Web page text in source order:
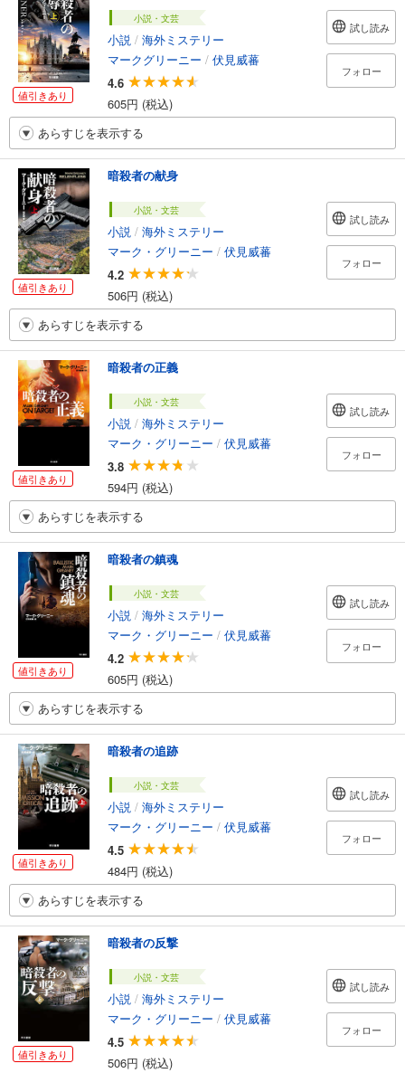
値引きあり
小説・文芸
小説 / 海外ミステリー
マークグリーニー / 伏見威蕃
4.6
605円 (税込)
試し読み
フォロー
あらすじを表示する
値引きあり
暗殺者の献身
小説・文芸
小説 / 海外ミステリー
マーク・グリーニー / 伏見威蕃
4.2
506円 (税込)
試し読み
フォロー
あらすじを表示する
値引きあり
暗殺者の正義
小説・文芸
小説 / 海外ミステリー
マーク・グリーニー / 伏見威蕃
3.8
594円 (税込)
試し読み
フォロー
あらすじを表示する
値引きあり
暗殺者の鎮魂
小説・文芸
小説 / 海外ミステリー
マーク・グリーニー / 伏見威蕃
4.2
605円 (税込)
試し読み
フォロー
あらすじを表示する
値引きあり
暗殺者の追跡
小説・文芸
小説 / 海外ミステリー
マーク・グリーニー / 伏見威蕃
4.5
484円 (税込)
試し読み
フォロー
あらすじを表示する
値引きあり
暗殺者の反撃
小説・文芸
小説 / 海外ミステリー
マーク・グリーニー / 伏見威蕃
4.5
506円 (税込)
試し読み
フォロー